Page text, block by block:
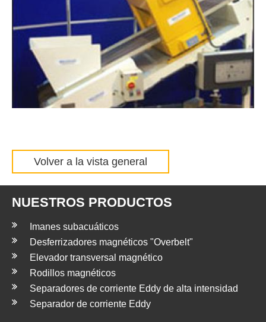
Volver a la vista general
NUESTROS PRODUCTOS
Imanes subacuáticos
Desferrizadores magnéticos "Overbelt"
Elevador transversal magnético
Rodillos magnéticos
Separadores de corriente Eddy de alta intensidad
Separador de corriente Eddy